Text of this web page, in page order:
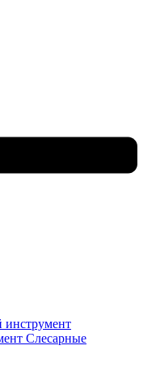
инструмент
Слесарные